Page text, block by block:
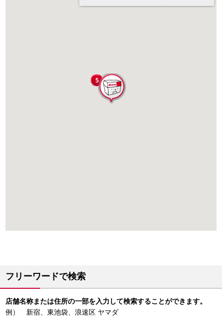
フリーワードで検索
店舗名称または住所の一部を入力して検索することができます。
例） 新宿、東池袋、浪速区 ヤマダ